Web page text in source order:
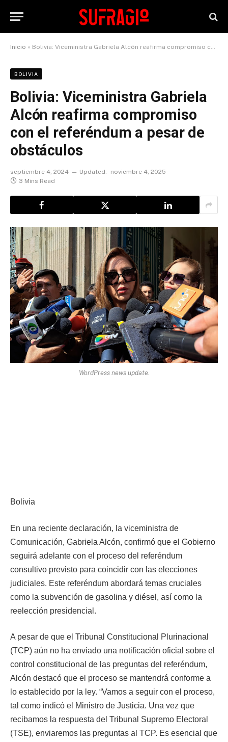
Inicio » Bolivia: Viceministra Gabriela Alcón reafirma compromiso con el referéndum a pesar de obstáculos
BOLIVIA
Bolivia: Viceministra Gabriela
Alcón reafirma compromiso
con el referéndum a pesar de
obstáculos
septiembre 4, 2024 Updated:
noviembre 4, 2025
3 Mins Read
WordPress news update.
Bolivia
En una reciente declaración, la viceministra de
Comunicación, Gabriela Alcón, confirmó que el Gobierno
seguirá adelante con el proceso del referéndum
consultivo previsto para coincidir con las elecciones
judiciales. Este referéndum abordará temas cruciales
como la subvención de gasolina y diésel, así como la
reelección presidencial.
A pesar de que el Tribunal Constitucional Plurinacional
(TCP) aún no ha enviado una notificación oficial sobre el
control constitucional de las preguntas del referéndum,
Alcón destacó que el proceso se mantendrá conforme a
lo establecido por la ley. “Vamos a seguir con el proceso,
tal como indicó el Ministro de Justicia. Una vez que
recibamos la respuesta del Tribunal Supremo Electoral
(TSE), enviaremos las preguntas al TCP. Es esencial que